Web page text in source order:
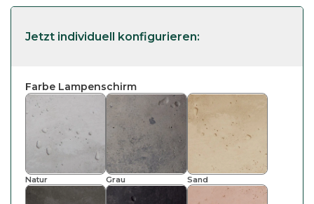
Farbe Lampenschirm
Natur Grau Sand